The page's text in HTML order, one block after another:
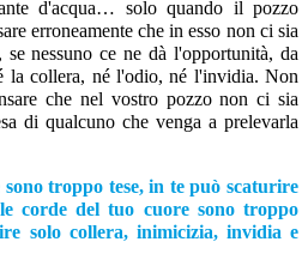
d'acqua… solo quando il pozzo
erroneamente che in esso non ci sia
nessuno ce ne dà l'opportunità, da
la collera, né l'odio, né l'invidia. Non
che nel vostro pozzo non ci sia
di qualcuno che venga a prelevarla
troppo tese, in te può scaturire
corde del tuo cuore sono troppo
solo collera, inimicizia, invidia e